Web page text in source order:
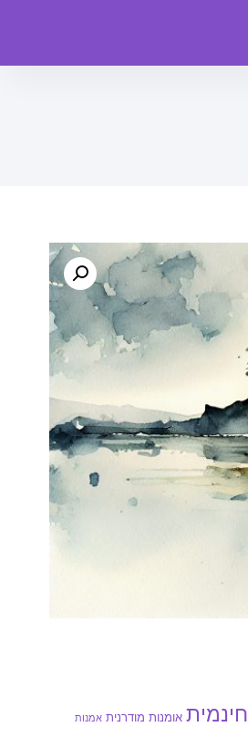
אומנות מודרנית אמנות